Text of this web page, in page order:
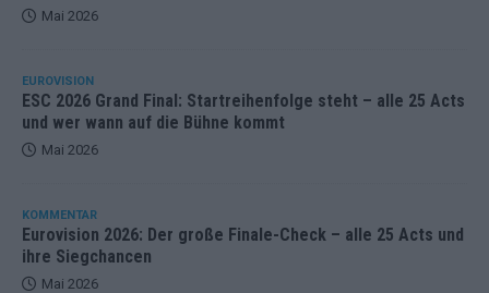
Mai 2026
EUROVISION
ESC 2026 Grand Final: Startreihenfolge steht – alle 25 Acts
und wer wann auf die Bühne kommt
Mai 2026
KOMMENTAR
Eurovision 2026: Der große Finale-Check – alle 25 Acts und
ihre Siegchancen
Mai 2026